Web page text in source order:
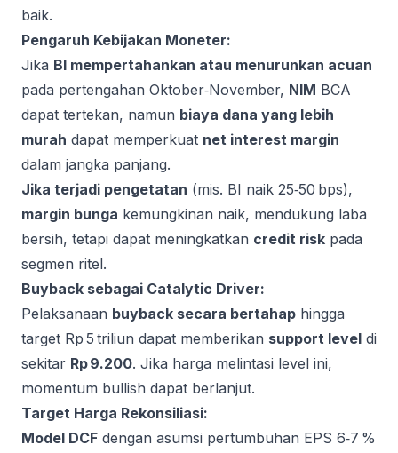
baik.
Pengaruh Kebijakan Moneter:
Jika BI mempertahankan atau menurunkan acuan
pada pertengahan Oktober‑November, NIM BCA
dapat tertekan, namun biaya dana yang lebih
murah dapat memperkuat net interest margin
dalam jangka panjang.
Jika terjadi pengetatan (mis. BI naik 25‑50 bps),
margin bunga kemungkinan naik, mendukung laba
bersih, tetapi dapat meningkatkan credit risk pada
segmen ritel.
Buyback sebagai Catalytic Driver:
Pelaksanaan buyback secara bertahap hingga
target Rp 5 triliun dapat memberikan support level di
sekitar Rp 9.200. Jika harga melintasi level ini,
momentum bullish dapat berlanjut.
Target Harga Rekonsiliasi:
Model DCF dengan asumsi pertumbuhan EPS 6‑7 %